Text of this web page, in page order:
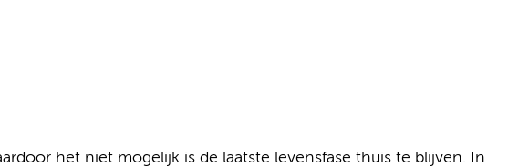
het niet mogelijk is de laatste levensfase thuis te blijven. In